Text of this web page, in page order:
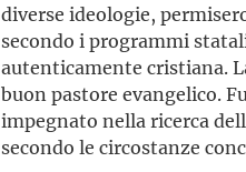
diverse ideologie,
secondo i programmi
autenticamente cristiana.
buon pastore evangelico.
impegnato nella ricerca
secondo le circostanze